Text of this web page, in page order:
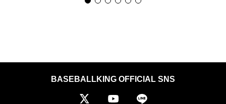
BASEBALLKING OFFICIAL SNS